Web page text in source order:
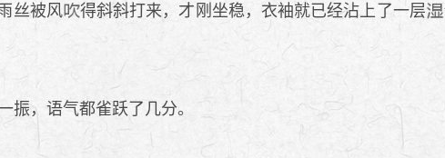
丝被风 得斜斜打来，才刚坐稳，衣袖就已经沾上了一层
振，语气都雀跃了几分。